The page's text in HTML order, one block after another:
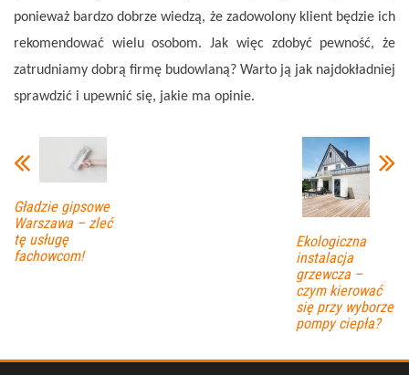
ponieważ bardzo dobrze wiedzą, że zadowolony klient będzie ich
rekomendować wielu osobom. Jak więc zdobyć pewność, że
zatrudniamy dobrą firmę budowlaną? Warto ją jak najdokładniej
sprawdzić i upewnić się, jakie ma opinie.
Gładzie gipsowe
Warszawa – zleć
tę usługę
fachowcom!
Ekologiczna
instalacja
grzewcza –
czym kierować
się przy wyborze
pompy ciepła?